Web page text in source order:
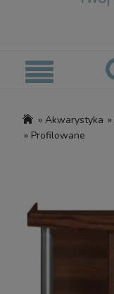
» Akwarystyka »
» Profilowane